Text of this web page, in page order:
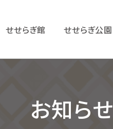
せせらぎ館 せせらぎ公園
お知らせ